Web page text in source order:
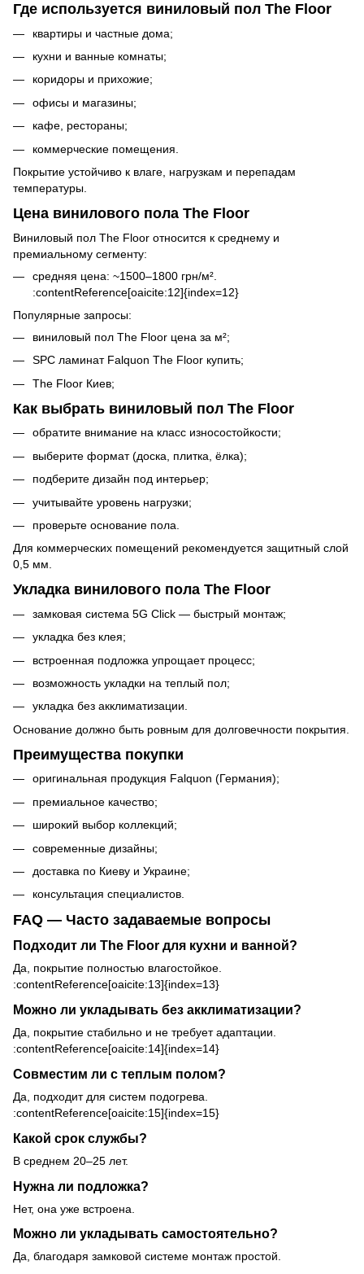
Где используется виниловый пол The Floor
квартиры и частные дома;
кухни и ванные комнаты;
коридоры и прихожие;
офисы и магазины;
кафе, рестораны;
коммерческие помещения.
Покрытие устойчиво к влаге, нагрузкам и перепадам
температуры.
Цена винилового пола The Floor
Виниловый пол The Floor относится к среднему и
премиальному сегменту:
средняя цена: ~1500–1800 грн/м².
:contentReference[oaicite:12]{index=12}
Популярные запросы:
виниловый пол The Floor цена за м²;
SPC ламинат Falquon The Floor купить;
The Floor Киев;
Как выбрать виниловый пол The Floor
обратите внимание на класс износостойкости;
выберите формат (доска, плитка, ёлка);
подберите дизайн под интерьер;
учитывайте уровень нагрузки;
проверьте основание пола.
Для коммерческих помещений рекомендуется защитный слой
0,5 мм.
Укладка винилового пола The Floor
замковая система 5G Click — быстрый монтаж;
укладка без клея;
встроенная подложка упрощает процесс;
возможность укладки на теплый пол;
укладка без акклиматизации.
Основание должно быть ровным для долговечности покрытия.
Преимущества покупки
оригинальная продукция Falquon (Германия);
премиальное качество;
широкий выбор коллекций;
современные дизайны;
доставка по Киеву и Украине;
консультация специалистов.
FAQ — Часто задаваемые вопросы
Подходит ли The Floor для кухни и ванной?
Да, покрытие полностью влагостойкое.
:contentReference[oaicite:13]{index=13}
Можно ли укладывать без акклиматизации?
Да, покрытие стабильно и не требует адаптации.
:contentReference[oaicite:14]{index=14}
Совместим ли с теплым полом?
Да, подходит для систем подогрева.
:contentReference[oaicite:15]{index=15}
Какой срок службы?
В среднем 20–25 лет.
Нужна ли подложка?
Нет, она уже встроена.
Можно ли укладывать самостоятельно?
Да, благодаря замковой системе монтаж простой.